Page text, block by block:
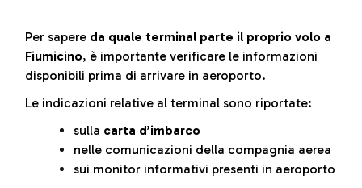
Per sapere da quale terminal parte il proprio volo a
Fiumicino, è importante verificare le informazioni
disponibili prima di arrivare in aeroporto.
Le indicazioni relative al terminal sono riportate:
sulla carta d’imbarco
nelle comunicazioni della compagnia aerea
sui monitor informativi presenti in aeroporto